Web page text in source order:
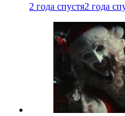
2 года спустя2 года